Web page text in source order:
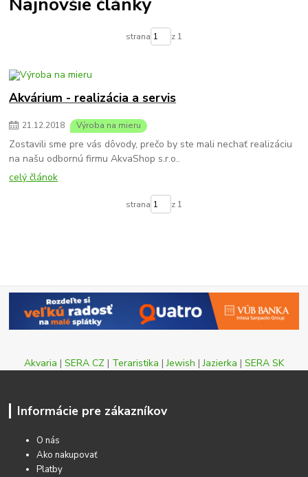
strana z 1
Akvárium - realizácia a servis
21.12.2018 Výroba na mieru
Zostavili sme pre vás dôvody, prečo by ste mali nechať realizáciu
na našu odbornú firmu AkvaShop s.r.o..
celý článok
strana z 1
Akvaria | SERA CZ | Teraristika |Jewish |Jazierka | SERA SK
Informácie pre zákazníkov
O nás
Ako nakupovať
Platby